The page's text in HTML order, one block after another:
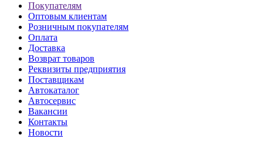
Покупателям
Оптовым клиентам
Розничным покупателям
Оплата
Доставка
Возврат товаров
Реквизиты предприятия
Поставщикам
Автокаталог
Автосервис
Вакансии
Контакты
Новости